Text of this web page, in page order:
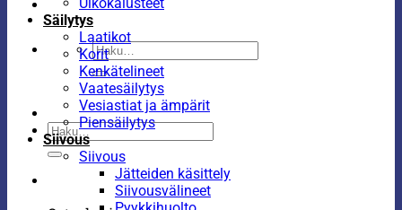
Etsi:
Etsi:
Säilytys
Laatikot
Korit
Kenkätelineet
Vaatesäilytys
Vesiastiat ja ämpärit
Piensäilytys
Siivous
Siivous
Jätteiden käsittely
Siivousvälineet